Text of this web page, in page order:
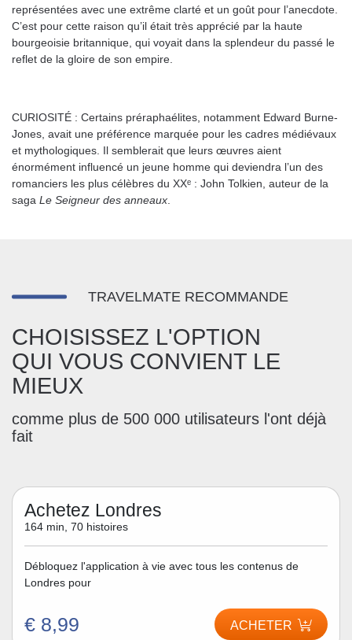
représentées avec une extrême clarté et un goût pour l’anecdote.
C’est pour cette raison qu’il était très apprécié par la haute
bourgeoisie britannique, qui voyait dans la splendeur du passé le
reflet de la gloire de son empire.
CURIOSITÉ : Certains préraphaélites, notamment Edward Burne-
Jones, avait une préférence marquée pour les cadres médiévaux
et mythologiques. Il semblerait que leurs œuvres aient
énormément influencé un jeune homme qui deviendra l’un des
romanciers les plus célèbres du XXᵉ : John Tolkien, auteur de la
saga Le Seigneur des anneaux
TRAVELMATE RECOMMANDE
CHOISISSEZ L'OPTION
QUI VOUS CONVIENT LE
MIEUX
comme plus de 500 000 utilisateurs l'ont déjà
fait
Achetez Londres
164 min, 70 histoires
Débloquez l'application à vie avec tous les contenus de
Londres pour
€ 8,99 ACHETER